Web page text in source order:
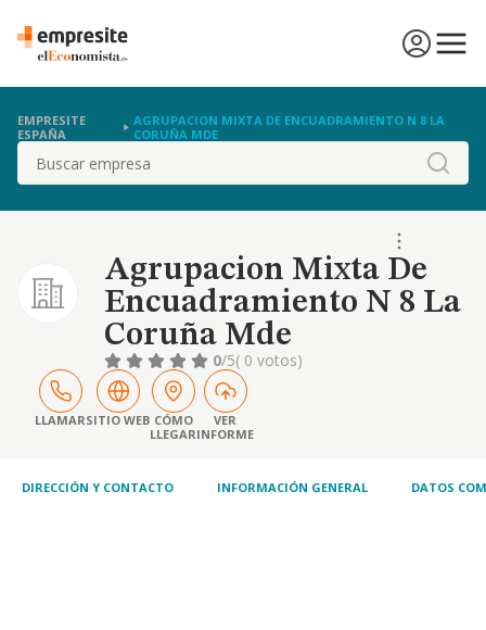
EMPRESITE
ESPAÑA
AGRUPACION MIXTA DE ENCUADRAMIENTO N 8 LA
CORUÑA MDE
Buscar
Agrupacion Mixta De
Encuadramiento N 8 La
Coruña Mde
0/5( 0 votos)
LLAMARSITIO WEB CÓMO
LLEGAR
VER
INFORME
DIRECCIÓN Y CONTACTO INFORMACIÓN GENERAL DATOS